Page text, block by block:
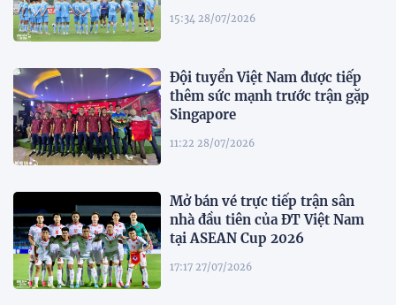
15:34 28/07/2026
Đội tuyển Việt Nam được tiếp
thêm sức mạnh trước trận gặp
Singapore
11:22 28/07/2026
Mở bán vé trực tiếp trận sân
nhà đầu tiên của ĐT Việt Nam
tại ASEAN Cup 2026
17:17 27/07/2026